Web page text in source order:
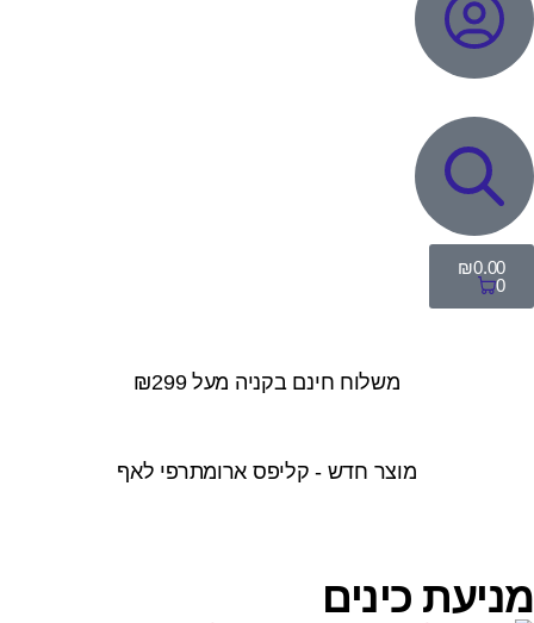
₪0.00
0
משלוח חינם בקניה מעל ₪299
מוצר חדש - קליפס ארומתרפי לאף
מניעת כינים